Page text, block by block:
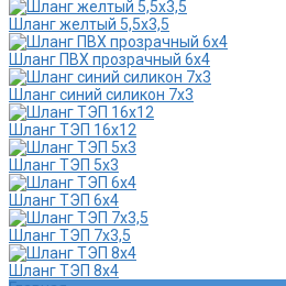
Шланг желтый 5,5х3,5
Шланг ПВХ прозрачный 6х4
Шланг синий силикон 7х3
Шланг ТЭП 16х12
Шланг ТЭП 5х3
Шланг ТЭП 6х4
Шланг ТЭП 7х3,5
Шланг ТЭП 8х4